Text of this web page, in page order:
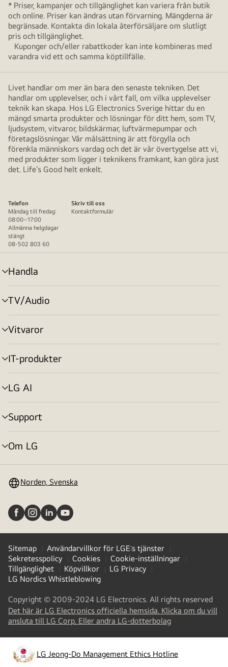
* Priser, kampanjer och tillgänglighet kan variera från butik
och online. Priser kan ändras utan förvarning. Mängderna är
begränsade. Kontakta din lokala återförsäljare om slutligt
pris och tillgänglighet.
Kuponger och/eller rabattkoder kan inte kombineras med
varandra vid ett och samma köptillfälle.
Livet handlar om mer än bara den senaste tekniken. Det
handlar om upplevelser, och i vårt fall, om vilka upplevelser
teknik kan skapa. Hos LG Electronics Sverige hittar du en
mängd smarta produkter och lösningar för ditt hem, som TV,
ljudsystem, vitvaror, bildskärmar, luftvärmepumpar och
företagslösningar. Vår målsättning är att förgylla och
förenkla människors vardag och det är vår övertygelse att vi,
med produkter som ligger i teknikens framkant, kan göra just
det. Life’s Good helt enkelt.
Telefon
Måndag till fredag:
08:00–17:00
Allmänna helgdagar
stängt
08-502 803 60
Skriv till oss
Kontaktformulär
Handla
menyväxling
TV/Audio
menyväxling
Vitvaror
menyväxling
IT-produkter
menyväxling
LG AI
menyväxling
Support
menyväxling
Om LG
menyväxling
Norden, Svenska
Sitemap
Användarvillkor för LGE:s tjänster
Sekretesspolicy
Cookies
Cookie-inställningar
Tillgänglighet
Köpvillkor
LG Privacy
LG Nordics Whistleblowing
Copyright © 2009-2024 LG Electronics. All rights reserved
Det här är LG Electronics officiella hemsida. Klicka om du vill
ansluta till LG Corp. Eller andra LG-dotterbolag(
a
new
tab
LG Jeong-Do Management Ethics Hotline
opens